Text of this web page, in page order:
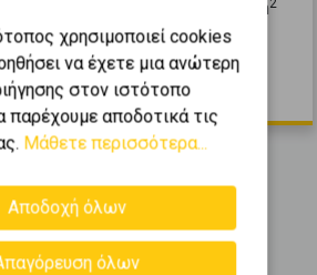
m2
1-4από
χρησιμοποιεί cookies
να έχετε μια ανώτερη
στον ιστότοπο
παρέχουμε αποδοτικά τις
Μάθετε περισσότερα...
Αποδοχή όλων
όλων